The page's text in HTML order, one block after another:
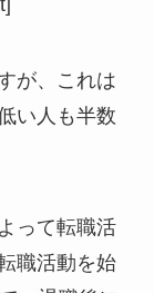
が、これは
い人も半数
って転職活
職活動を始